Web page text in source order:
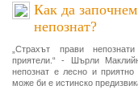
Как да
непознат?
„Страхът прави
приятели.“ - Шърли
непознат е лесно и
може би е истинско